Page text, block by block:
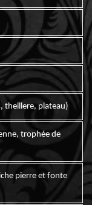
theillere, plateau)
trophée de
pierre et fonte